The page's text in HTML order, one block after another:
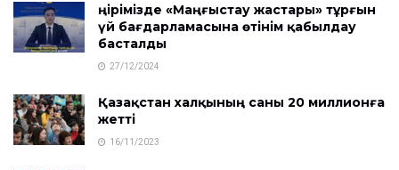
Өңірімізде «Маңғыстау жастары» тұрғын
үй бағдарламасына өтінім қабылдау
басталды
27/12/2024
Қазақстан халқының саны 20 миллионға
жетті
16/11/2023